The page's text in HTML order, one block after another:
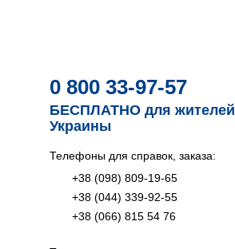
0 800 33-97-57
БЕСПЛАТНО для жителей
Украины
Телефоны для справок, заказа:
+38 (098) 809-19-65
+38 (044) 339-92-55
+38 (066) 815 54 76